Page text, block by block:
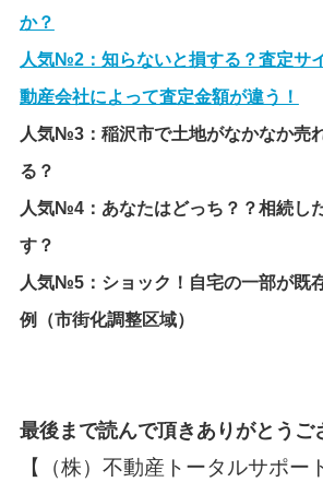
か？
人気№2： 知らないと損する？査定サ
動産会社によって査定金額が違う！
人気№3： 稲沢市で土地がなかなか売
る？
人気№4： あなたはどっち？？相続し
す？
人気№5： ショック！自宅の一部が既
例（市街化調整区域）
最後まで読んで頂きありがとうご
【（株）不動産トータルサポー